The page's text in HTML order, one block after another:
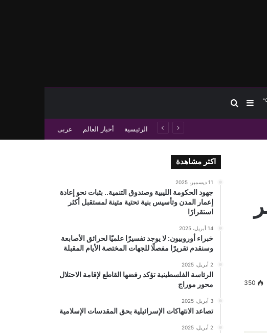
إضافة عمود جانبي
بحث عن
الرئيسية أخبار العالم عربى
350
اكثر مشاهدة
11 ديسمبر، 2025
جهود الحكومة الليبية وصندوق التنمية.. بثبات نحو إعادة
إعمار المدن وتأسيس بنية تحتية متينة لمستقبل أكثر
استقرارًا
14 أبريل، 2025
خبراء أوروبيون: لا يوجد تفسيرًا علميًا لحرائق الأصابعة
وسنقدم تقريرًا مفصلًا للجهات المختصة الأيام المقبلة
2 أبريل، 2025
الرئاسة الفلسطينية تؤكد رفضها القاطع لإقامة الاحتلال
محور موراج
3 أبريل، 2025
تصاعد الانتهاكات الإسرائيلية بحق المقدسات الإسلامية
2 أبريل، 2025